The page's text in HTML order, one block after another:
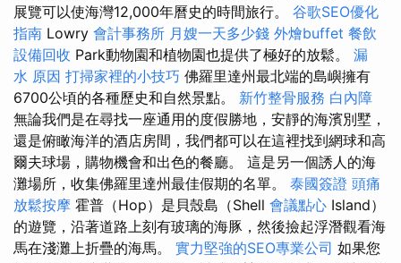
展覽可以使海灣12,000年曆史的時間旅行。 谷歌SEO優化
指南 Lowry 會計事務所 月嫂一天多少錢 外燴buffet 餐飲
設備回收 Park動物園和植物園也提供了極好的放鬆。 漏
水 原因 打掃家裡的小技巧 佛羅里達州最北端的島嶼擁有
6700公頃的各種歷史和自然景點。 新竹整骨服務 白內障
無論我們是在尋找一座通用的度假勝地，安靜的海濱別墅，
還是俯瞰海洋的酒店房間，我們都可以在這裡找到網球和高
爾夫球場，購物機會和出色的餐廳。 這是另一個誘人的海
灘場所，收集佛羅里達州最佳假期的名單。 泰國簽證 頭痛
放鬆按摩 霍普（Hop）是貝殼島（Shell 會議點心 Island）
的遊覽，沿著道路上刻有玻璃的海豚，然後撿起浮潛觀看海
馬在淺灘上折疊的海馬。 實力堅強的SEO專業公司 如果您